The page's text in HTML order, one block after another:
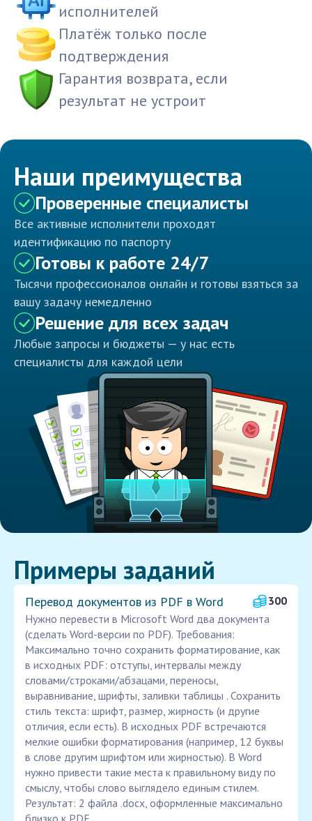
исполнителей
Платёж только после
подтверждения
Гарантия возврата, если
результат не устроит
Наши преимущества
Проверенные специалисты
Все активные исполнители проходят
идентификацию по паспорту
Готовы к работе 24/7
Тысячи профессионалов онлайн и готовы взяться за
вашу задачу немедленно
Решение для всех задач
Любые запросы и бюджеты — у нас есть
специалисты для каждой цели
Примеры заданий
Перевод документов из PDF в Word
300
Нужно перевести в Microsoft Word два документа
(сделать Word-версии по PDF). Требования:
Максимально точно сохранить форматирование, как
в исходных PDF: отступы, интервалы между
словами/строками/абзацами, переносы,
выравнивание, шрифты, заливки таблицы . Сохранить
стиль текста: шрифт, размер, жирность (и другие
отличия, если есть). В исходных PDF встречаются
мелкие ошибки форматирования (например, 12 буквы
в слове другим шрифтом или жирностью). В Word
нужно привести такие места к правильному виду по
смыслу, чтобы слово выглядело единым стилем.
Результат: 2 файла .docx, оформленные максимально